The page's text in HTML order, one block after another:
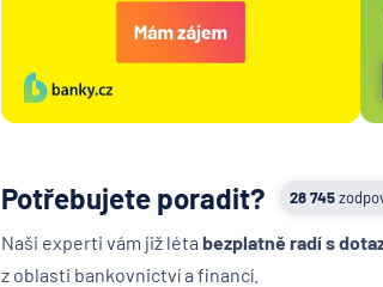
28 745
Potřebujete poradit?
Naši experti vám již léta bezplatně radí s
z oblasti bankovnictví a financí.